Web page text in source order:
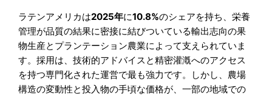
ラテンアメリカは2025年に10.8%のシェアを持ち、栄養
管理が品質の結果に密接に結びついている輸出志向の果
物生産とプランテーション農業によって支えられていま
す。採用は、技術的アドバイスと精密灌漑へのアクセス
を持つ専門化された運営で最も強力です。しかし、農場
構造の変動性と投入物の手頃な価格が、一部の地域での